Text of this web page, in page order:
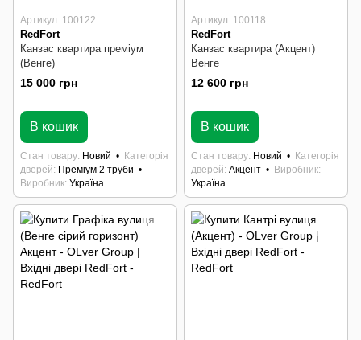
Артикул: 100122
RedFort
Канзас квартира преміум
(Венге)
15 000 грн
В кошик
Стан товару Новий
Категорія
дверей
Преміум 2 труби
Виробник Україна
Артикул: 100118
RedFort
Канзас квартира (Акцент)
Венге
12 600 грн
В кошик
Стан товару Новий
Категорія
дверей Акцент
Виробник
Україна